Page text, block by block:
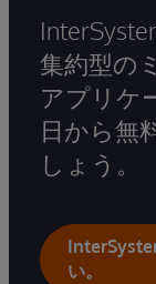
集約型の
アプリケ
日から無
しょう。
い。